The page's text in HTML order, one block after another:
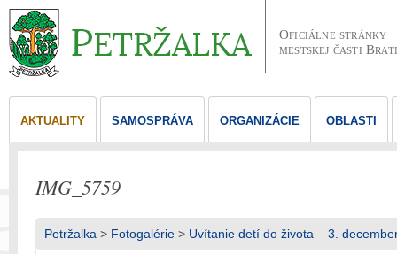
Oficiálne stránky
mestskej časti
AKTUALITY SAMOSPRÁVA ORGANIZÁCIE OBLASTI
IMG_5759
Petržalka > Fotogalérie > Uvítanie detí do života – 3.